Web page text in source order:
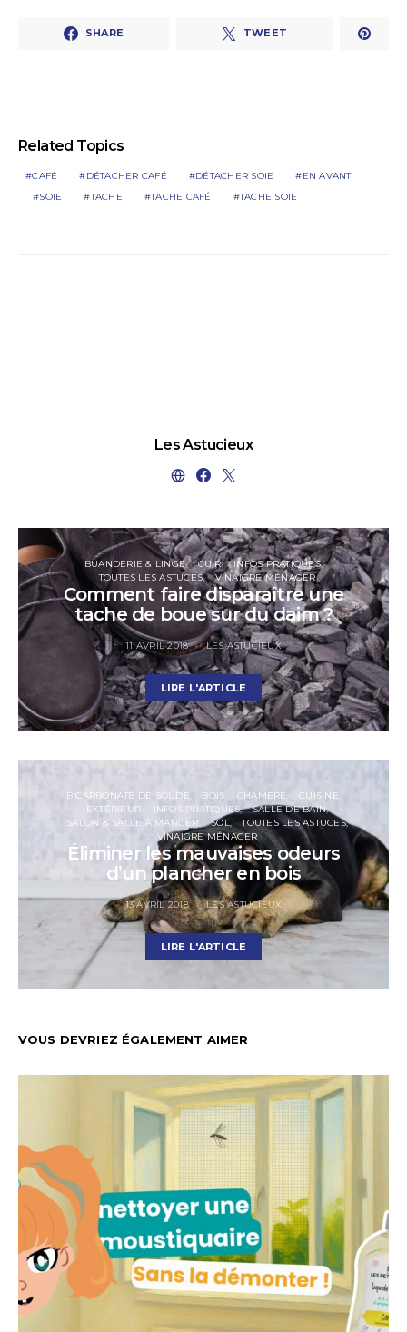
SHARE TWEET
Related Topics
CAFÉ DÉTACHER CAFÉ DÉTACHER SOIE
EN AVANT
SOIE
TACHE TACHE CAFÉ TACHE SOIE
Les Astucieux
BUANDERIE & LINGE CUIR
INFOS PRATIQUES
TOUTES LES ASTUCES
VINAIGRE MÉNAGER
Comment faire disparaître une
tache de boue sur du daim ?
11 AVRIL 2018 LES ASTUCIEUX
LIRE L'ARTICLE
BICARBONATE DE SOUDE BOIS CHAMBRE
CUISINE
EXTÉRIEUR
INFOS PRATIQUES
SALLE DE BAIN
SALON & SALLE À MANGER
SOL
TOUTES LES ASTUCES
VINAIGRE MÉNAGER
Éliminer les mauvaises odeurs
d’un plancher en bois
13 AVRIL 2018 LES ASTUCIEUX
LIRE L'ARTICLE
VOUS DEVRIEZ ÉGALEMENT AIMER